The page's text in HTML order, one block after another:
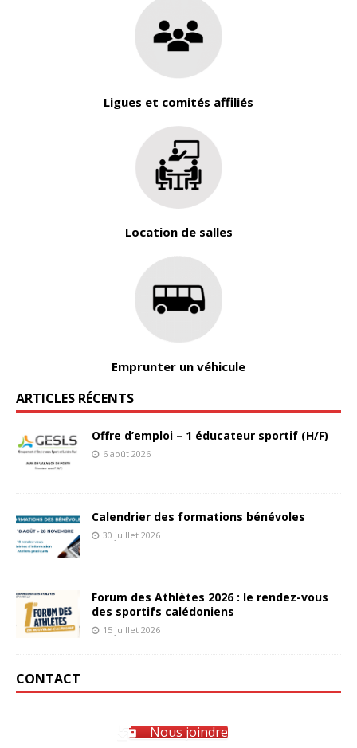
Ligues et comités affiliés
Location de salles
Emprunter un véhicule
ARTICLES RÉCENTS
Offre d’emploi – 1 éducateur sportif (H/F)
6 août 2026
Calendrier des formations bénévoles
30 juillet 2026
Forum des Athlètes 2026 : le rendez-vous
des sportifs calédoniens
15 juillet 2026
CONTACT
Nous joindre